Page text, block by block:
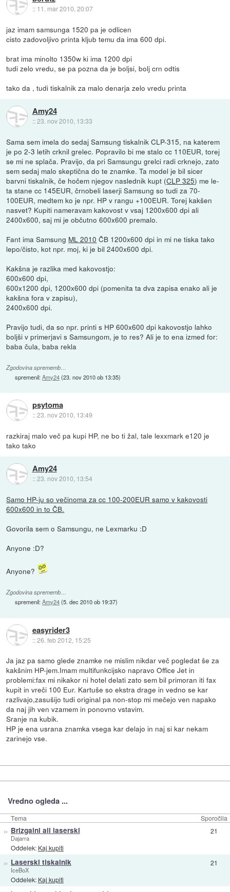
:: 11. mar 2010, 20:07
jaz imam samsunga 1520 pa je odlicen
cisto zadovoljivo printa kljub temu da ima 600 dpi.
brat ima minolto 1350w ki ima 1200 dpi
tudi zelo vredu, se pa pozna da je boljsi, bolj crn odtis
tako da , tudi tiskalnik za malo denarja zelo vredu printa
Amy24
::23. nov 2010, 13:33
Sama sem imela do sedaj Samsung tiskalnik CLP-315, na katerem
je po 2-3 letih crknil grelec. Popravilo bi me stalo cc 110EUR, torej
se mi ne splača. Pravijo, da pri Samsungu grelci radi crknejo, zato
sem sedaj malo skeptična do te znamke. Ta model je bil sicer
barvni tiskalnik, če hočem njegov naslednik kupt (CLP 325) me le-
ta stane cc 145EUR, črnobeli laserji Samsung so tudi za 70-
100EUR, medtem ko je npr. HP v rangu +100EUR. Torej kakšen
nasvet? Kupiti nameravam kakovost v vsaj 1200x600 dpi ali
2400x600, saj mi je občutno 600x600 premalo.
Fant ima Samsung ML 2010 ČB 1200x600 dpi in mi ne tiska tako
lepo/čisto, kot npr. moj, ki je bil 2400x600 dpi.
Kakšna je razlika med kakovostjo:
600x600 dpi,
600x1200 dpi, 1200x600 dpi (pomenita ta dva zapisa enako ali je
kakšna fora v zapisu),
2400x600 dpi.
Pravijo tudi, da so npr. printi s HP 600x600 dpi kakovostjo lahko
boljši v primerjavi s Samsungom, je to res? Ali je to ena izmed for:
baba čula, baba rekla
Zgodovina sprememb…
spremenil:Amy24(23. nov 2010 ob 13:35)
psytoma
::23. nov 2010, 13:49
razkiraj malo več pa kupi HP, ne bo ti žal, tale lexxmark e120 je
tako tako
Amy24
::23. nov 2010, 13:54
Samo HP-ju so večinoma za cc 100-200EUR samo v kakovosti
600x600 in to ČB.
Govorila sem o Samsungu, ne Lexmarku :D
Anyone :D?
Anyone?
Zgodovina sprememb…
spremenil:Amy24(5. dec 2010 ob 19:37)
easyrider3
::26. feb 2012, 15:25
Ja jaz pa samo glede znamke ne mislim nikdar več pogledat še za
kakšnim HP-jem.Imam multifunkcijsko napravo Office Jet in
problemi:fax mi nikakor ni hotel delati zato sem bil primoran iti fax
kupit in vreči 100 Eur. Kartuše so ekstra drage in vedno se kar
razlivajo,zasušijo tudi original pa non-stop mi mečejo ven napako
da naj jih ven vzamem in ponovno vstavim.
Sranje na kubik.
HP je ena usrana znamka vsega kar delajo in naj si kar nekam
zarinejo vse.
Vredno ogleda ...
Tema Sporočila
» Brizgalni ali laserski
Dajarra
Oddelek: Kaj kupiti
21
» Laserski tiskalnik
IceBoX
Oddelek: Kaj kupiti
21